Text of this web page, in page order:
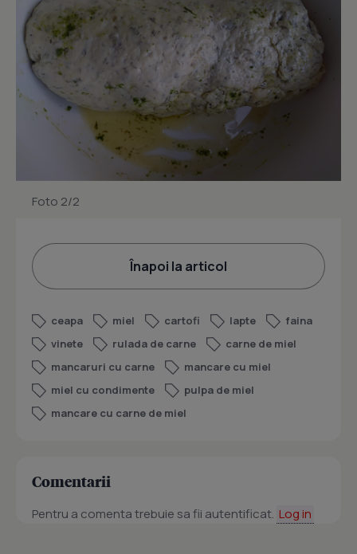
Foto 2/2
Înapoi la articol
ceapa miel cartofi lapte
faina
vinete
rulada de carne
carne de miel
mancaruri cu carne
mancare cu miel
miel cu condimente
pulpa de miel
mancare cu carne de miel
Comentarii
Pentru a comenta trebuie sa fii autentificat. Log in